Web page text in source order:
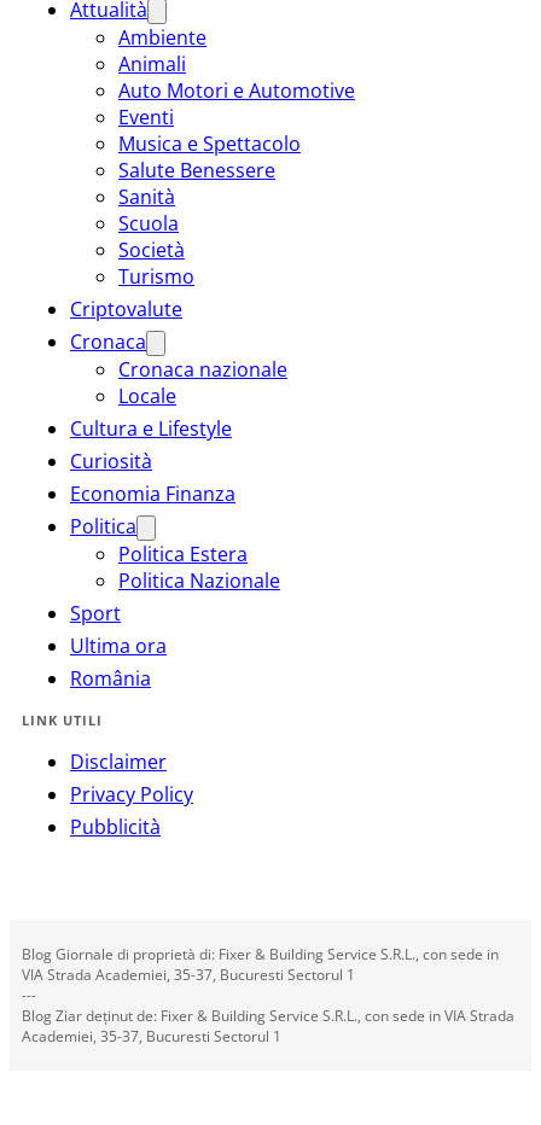
Attualità
Ambiente
Animali
Auto Motori e Automotive
Eventi
Musica e Spettacolo
Salute Benessere
Sanità
Scuola
Società
Turismo
Criptovalute
Cronaca
Cronaca nazionale
Locale
Cultura e Lifestyle
Curiosità
Economia Finanza
Politica
Politica Estera
Politica Nazionale
Sport
Ultima ora
România
LINK UTILI
Disclaimer
Privacy Policy
Pubblicità
Blog Giornale di proprietà di: Fixer & Building Service S.R.L., con sede in
VIA Strada Academiei, 35-37, Bucuresti Sectorul 1
---
Blog Ziar deținut de: Fixer & Building Service S.R.L., con sede in VIA Strada
Academiei, 35-37, Bucuresti Sectorul 1